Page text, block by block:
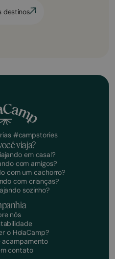
destinos
#campstories
viaja?
em casal?
com amigos?
com um cachorro?
com crianças?
sozinho?
nós
o HolaCamp?
acampamento
contato